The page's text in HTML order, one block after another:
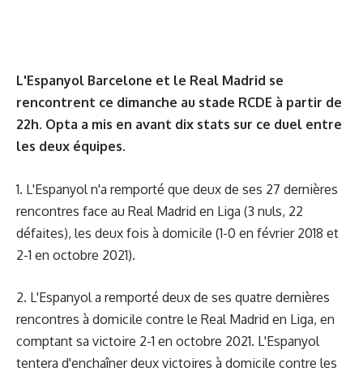
L'Espanyol Barcelone et le Real Madrid se
rencontrent ce dimanche au stade RCDE à partir de
22h. Opta a mis en avant dix stats sur ce duel entre
les deux équipes.
1. L'Espanyol n'a remporté que deux de ses 27 dernières
rencontres face au Real Madrid en Liga (3 nuls, 22
défaites), les deux fois à domicile (1-0 en février 2018 et
2-1 en octobre 2021).
2. L'Espanyol a remporté deux de ses quatre dernières
rencontres à domicile contre le Real Madrid en Liga, en
comptant sa victoire 2-1 en octobre 2021. L'Espanyol
tentera d'enchaîner deux victoires à domicile contre les